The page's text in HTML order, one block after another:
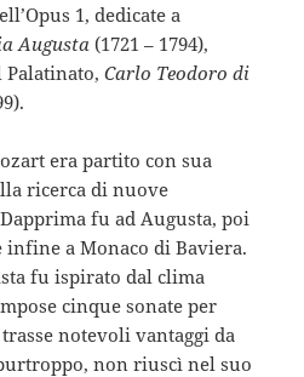
1, dedicate a
Augusta (1721 – 1794),
Palatinato,Carlo Teodoro di
era partito con sua
ricerca di nuove
fu ad Augusta, poi
infine a Monaco di Baviera.
fu ispirato dal clima
cinque sonate per
notevoli vantaggi da
non riuscì nel suo